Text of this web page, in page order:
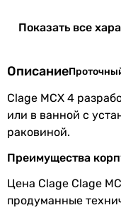
для включения
Электропитание
Количество фаз
сечение
медной жилы
Показать все
Описание
Clage MCX 4
или в ванной с
раковиной.
Преимущества
Цена Clage Clage
продуманные